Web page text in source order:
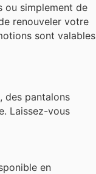
ou simplement de
renouveler votre
sont valables
des pantalons
Laissez-vous
en